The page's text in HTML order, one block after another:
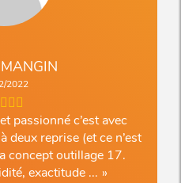
2022
passionné c’est avec
deux reprise (et ce n’est
concept outillage 17.
exactitude ...